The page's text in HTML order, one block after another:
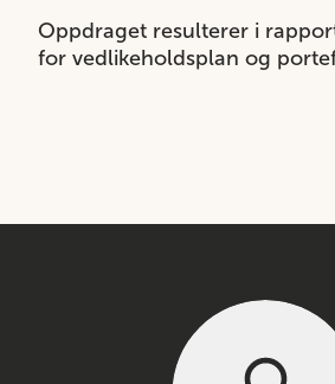
Oppdraget resulterer i
for vedlikeholdsplan og